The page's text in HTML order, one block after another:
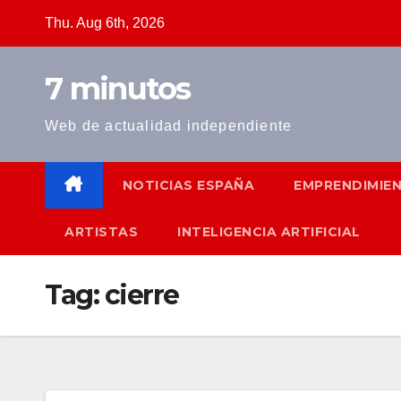
Thu. Aug 6th, 2026
7 minutos
Web de actualidad independiente
NOTICIAS ESPAÑA
ARTISTAS INTELIGENCIA ARTIFICIAL
Tag:cierre